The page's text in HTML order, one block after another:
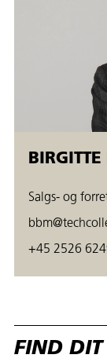
Salgs- og
+45 2526
FIND DIT